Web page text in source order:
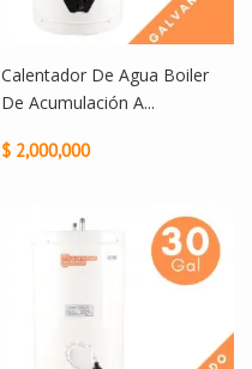
Calentador De Agua Boiler
De Acumulación A...
$ 2,000,000